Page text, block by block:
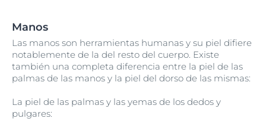
Manos
Las manos son herramientas humanas y su piel difiere
notablemente de la del resto del cuerpo. Existe
también una completa diferencia entre la piel de las
palmas de las manos y la piel del dorso de las mismas:
La piel de las palmas y las yemas de los dedos y
pulgares: